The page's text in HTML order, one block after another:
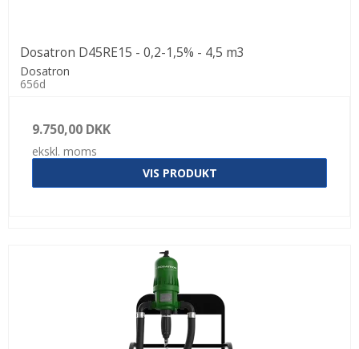
Dosatron D45RE15 - 0,2-1,5% - 4,5 m3
Dosatron
656d
9.750,00 DKK
ekskl. moms
VIS PRODUKT